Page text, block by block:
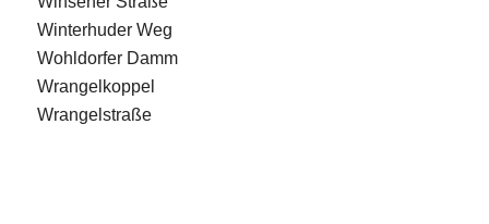
Winterhuder Weg
Wohldorfer Damm
Wrangelkoppel
Wrangelstraße